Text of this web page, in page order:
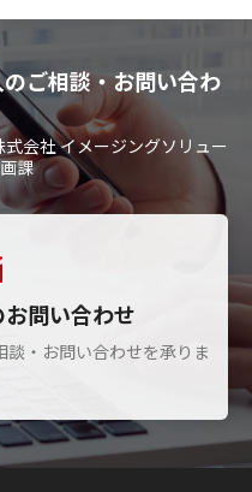
ご相談・お問い合わ
会社 イメージングソリュー
課
問い合わせ
・お問い合わせを承りま